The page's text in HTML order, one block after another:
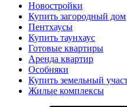
Новостройки
Купить загородный дом
Пентхаусы
Купить таунхаус
Готовые квартиры
Аренда квартир
Особняки
Купить земельный
Жилые комплексы